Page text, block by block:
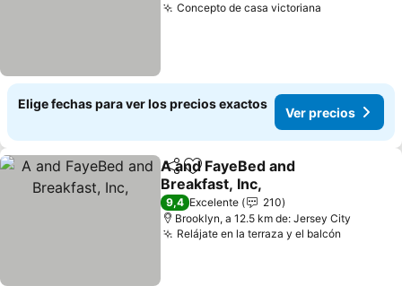
Concepto de casa victoriana
Elige fechas para ver los precios exactos
Ver precios
CompartirAgregar a favoritos
A and FayeBed and
Breakfast, Inc,
9,4 Excelente
210
Brooklyn, a 12.5 km de: Jersey City
Relájate en la terraza y el balcón